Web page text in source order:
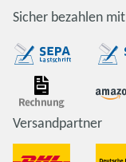
Sicher bezahlen mit
Versandpartner